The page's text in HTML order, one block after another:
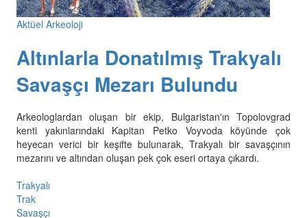
Aktüel Arkeoloji
Altınlarla Donatılmış Trakyalı
Savaşçı Mezarı Bulundu
Arkeologlardan oluşan bir ekip, Bulgaristan'ın Topolovgrad
kenti yakınlarındaki Kapitan Petko Voyvoda köyünde çok
heyecan verici bir keşifte bulunarak, Trakyalı bir savaşçının
mezarını ve altından oluşan pek çok eseri ortaya çıkardı.
Trakyalı
Trak
Savaşçı